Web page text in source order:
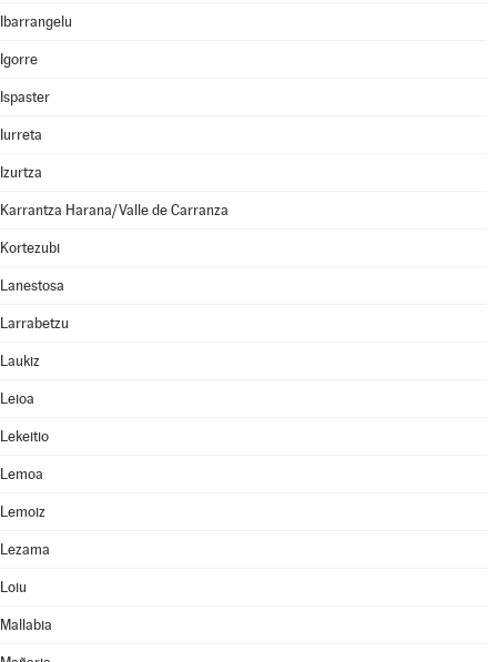
Ibarrangelu
Igorre
Ispaster
Iurreta
Izurtza
Karrantza Harana/Valle de Carranza
Kortezubi
Lanestosa
Larrabetzu
Laukiz
Leioa
Lekeitio
Lemoa
Lemoiz
Lezama
Loiu
Mallabia